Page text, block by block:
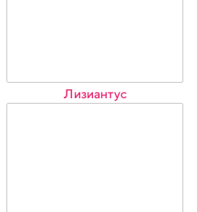
Лизиантус